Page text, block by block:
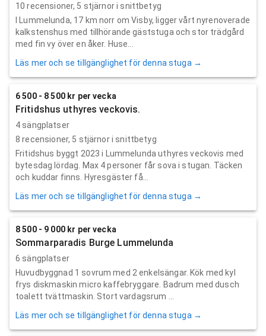
10 recensioner, 5 stjärnor i snittbetyg
I Lummelunda, 17 km norr om Visby, ligger vårt nyrenoverade
kalkstenshus med tillhörande gäststuga och stor trädgård
med fin vy över en åker. Huse...
Läs mer och se tillgänglighet för denna stuga →
6 500 - 8 500 kr per vecka
Fritidshus uthyres veckovis.
4 sängplatser
8 recensioner, 5 stjärnor i snittbetyg
Fritidshus byggt 2023 i Lummelunda uthyres veckovis med
bytesdag lördag. Max 4 personer får sova i stugan. Täcken
och kuddar finns. Hyresgäster få...
Läs mer och se tillgänglighet för denna stuga →
8 500 - 9 000 kr per vecka
Sommarparadis Burge Lummelunda
6 sängplatser
Huvudbyggnad 1 sovrum med 2 enkelsängar. Kök med kyl
frys diskmaskin micro kaffebryggare. Badrum med dusch
toalett tvättmaskin. Stort vardagsrum ...
Läs mer och se tillgänglighet för denna stuga →